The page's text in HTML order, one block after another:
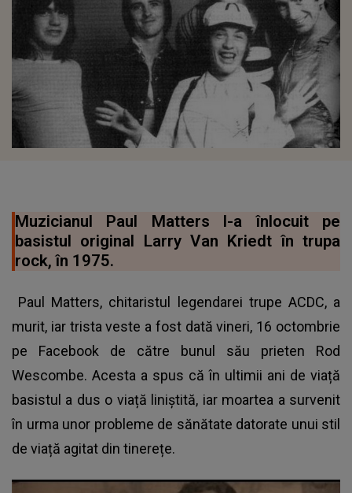
Muzicianul Paul Matters l-a înlocuit pe
basistul original Larry Van Kriedt în trupa
rock, în 1975.
Paul Matters, chitaristul legendarei trupe ACDC, a
murit, iar trista veste a fost dată vineri, 16 octombrie
pe Facebook de către bunul său prieten Rod
Wescombe. Acesta a spus că în ultimii ani de viață
basistul a dus o viață liniștită, iar moartea a survenit
în urma unor probleme de sănătate datorate unui stil
de viață agitat din tinerețe.